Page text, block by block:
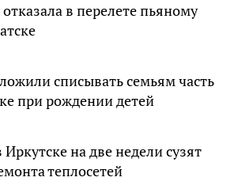
в перелете пьяному
списывать семьям часть
при рождении детей
на две недели сузят
теплосетей